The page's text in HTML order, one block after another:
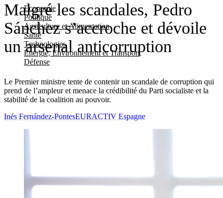
Economie
Politique
Agriculture et Alimentation
Santé
Technologies
Energie, Environnement et Transport
Défense
Malgré les scandales, Pedro
Sánchez s’accroche et dévoile
un arsenal anticorruption
Le Premier ministre tente de contenir un scandale de corruption qui
prend de l’ampleur et menace la crédibilité du Parti socialiste et la
stabilité de la coalition au pouvoir.
Inés Fernández-PontesEURACTIV Espagne